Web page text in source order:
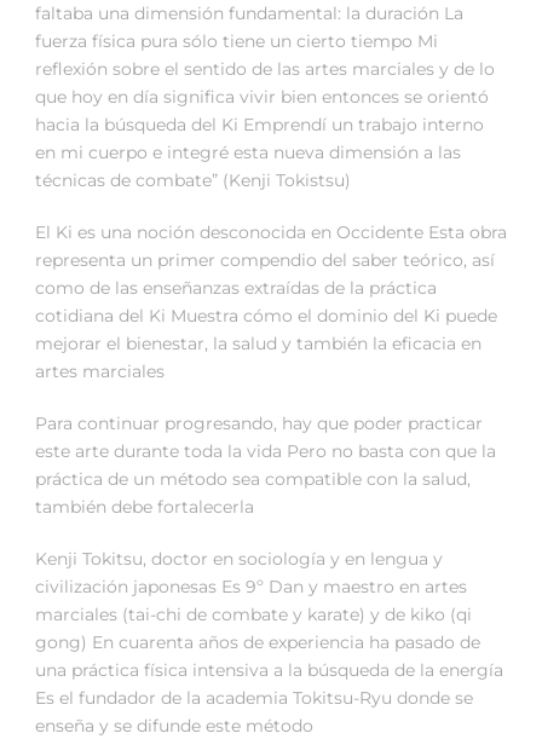
faltaba una dimensión fundamental: la duración La
fuerza física pura sólo tiene un cierto tiempo Mi
reflexión sobre el sentido de las artes marciales y de lo
que hoy en día significa vivir bien entonces se orientó
hacia la búsqueda del Ki Emprendí un trabajo interno
en mi cuerpo e integré esta nueva dimensión a las
técnicas de combate” (Kenji Tokistsu)
El Ki es una noción desconocida en Occidente Esta obra
representa un primer compendio del saber teórico, así
como de las enseñanzas extraídas de la práctica
cotidiana del Ki Muestra cómo el dominio del Ki puede
mejorar el bienestar, la salud y también la eficacia en
artes marciales
Para continuar progresando, hay que poder practicar
este arte durante toda la vida Pero no basta con que la
práctica de un método sea compatible con la salud,
también debe fortalecerla
Kenji Tokitsu, doctor en sociología y en lengua y
civilización japonesas Es 9º Dan y maestro en artes
marciales (tai-chi de combate y karate) y de kiko (qi
gong) En cuarenta años de experiencia ha pasado de
una práctica física intensiva a la búsqueda de la energía
Es el fundador de la academia Tokitsu-Ryu donde se
enseña y se difunde este método